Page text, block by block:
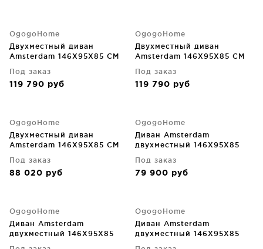
OgogoHome
Двухместный диван
Amsterdam 146X95X85 CM
Под заказ
119 790 руб
OgogoHome
Двухместный диван
Amsterdam 146X95X85 CM
Под заказ
119 790 руб
OgogoHome
Двухместный диван
Amsterdam 146X95X85 CM
Под заказ
88 020 руб
OgogoHome
Диван Amsterdam
двухместный 146X95X85
Под заказ
79 900 руб
OgogoHome
Диван Amsterdam
двухместный 146X95X85
OgogoHome
Диван Amsterdam
двухместный 146X95X85